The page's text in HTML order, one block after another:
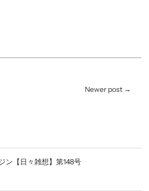
Newer post →
ン【日々雑想】第148号